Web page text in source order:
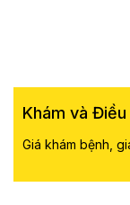
Khám và
Giá khám bệnh,